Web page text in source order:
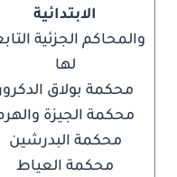
الابتدائية
والمحاكم الجزئية
لها
محكمة بولاق
محكمة الجيزة
محكمة البدرشين
محكمة العياط